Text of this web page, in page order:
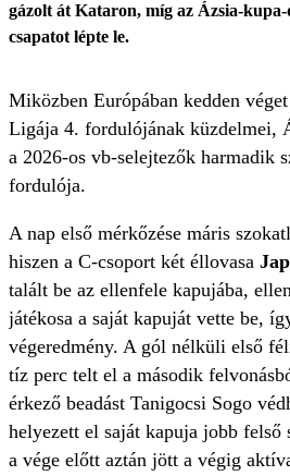
gázolt át Kataron, míg az Ázsia-
csapatot lépte le.
Miközben Európában kedden
Ligája 4. fordulójának küzdelmei,
a 2026-os vb-selejtezők harmadik
fordulója.
A nap első mérkőzése máris
hiszen a C-csoport két éllovasa
talált be az ellenfele kapujába,
játékosa a saját kapuját vette be,
végeredmény. A gól nélküli első
tíz perc telt el a második
érkező beadást Tanigocsi Sogo
helyezett el saját kapuja jobb felső
a vége előtt aztán jött a végig